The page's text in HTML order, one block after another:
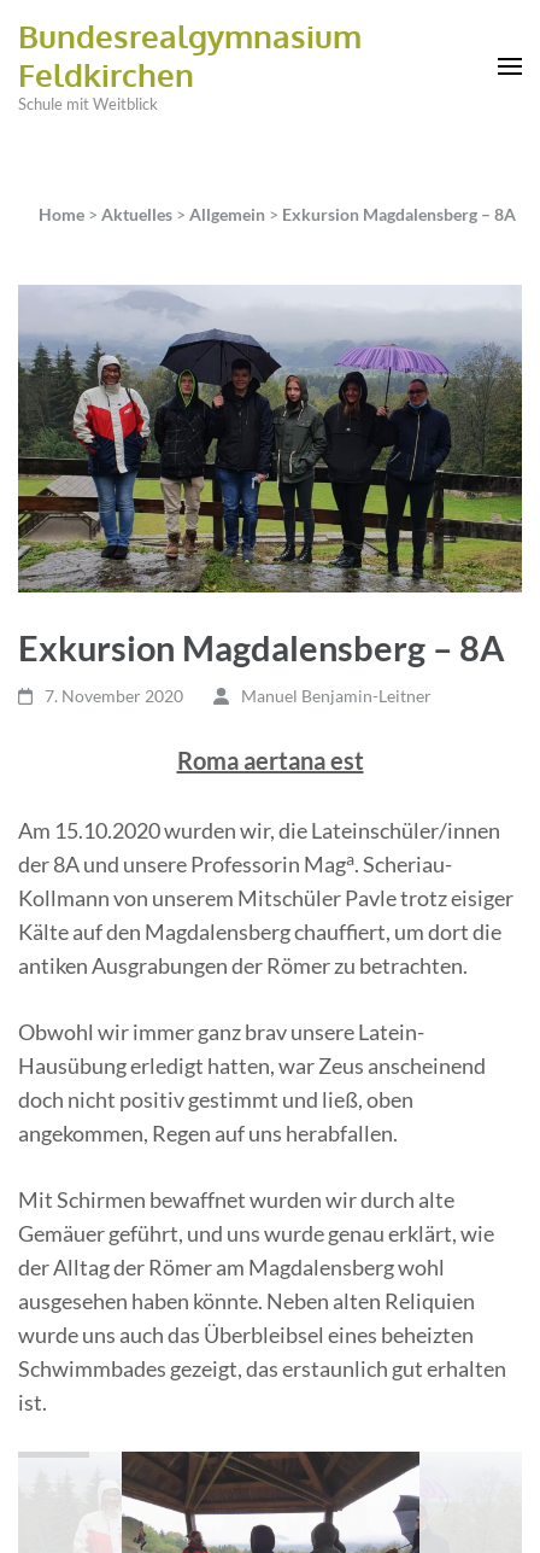
Bundesrealgymnasium
Feldkirchen
Schule mit Weitblick
Home > Aktuelles > Allgemein > Exkursion Magdalensberg – 8A
Exkursion Magdalensberg – 8A
7. November 2020 Manuel Benjamin-Leitner
Roma aertana est
Am 15.10.2020 wurden wir, die Lateinschüler/innen
der 8A und unsere Professorin Maga. Scheriau-
Kollmann von unserem Mitschüler Pavle trotz eisiger
Kälte auf den Magdalensberg chauffiert, um dort die
antiken Ausgrabungen der Römer zu betrachten.
Obwohl wir immer ganz brav unsere Latein-
Hausübung erledigt hatten, war Zeus anscheinend
doch nicht positiv gestimmt und ließ, oben
angekommen, Regen auf uns herabfallen.
Mit Schirmen bewaffnet wurden wir durch alte
Gemäuer geführt, und uns wurde genau erklärt, wie
der Alltag der Römer am Magdalensberg wohl
ausgesehen haben könnte. Neben alten Reliquien
wurde uns auch das Überbleibsel eines beheizten
Schwimmbades gezeigt, das erstaunlich gut erhalten
ist.